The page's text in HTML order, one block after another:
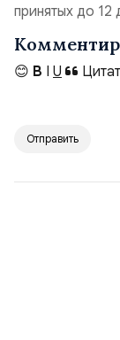
принятых до 12
😊 B I U
Отправить